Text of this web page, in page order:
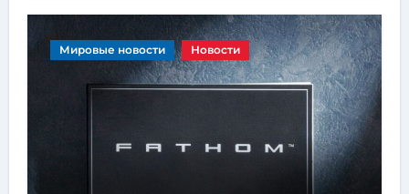
Мировые новости Новости